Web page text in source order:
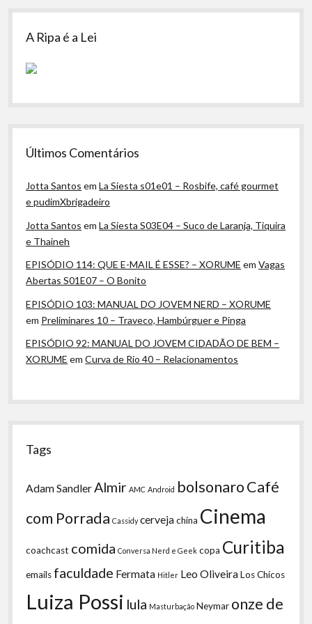
A Ripa é a Lei
Últimos Comentários
Jotta Santos emLa Siesta s01e01 – Rosbife, café gourmet
e pudimXbrigadeiro
Jotta Santos emLa Siesta S03E04 – Suco de Laranja, Tiquira
e Thaineh
EPISÓDIO 114: QUE E-MAIL É ESSE? – XORUME emVagas
Abertas S01E07 – O Bonito
EPISÓDIO 103: MANUAL DO JOVEM NERD – XORUME
em Preliminares 10 – Traveco, Hambúrguer e Pinga
EPISÓDIO 92: MANUAL DO JOVEM CIDADÃO DE BEM –
XORUME emCurva de Rio 40 – Relacionamentos
Tags
Adam Sandler Almir AMC Android bolsonaroCafé
com Porrada Cassidy cervejachina Cinema
coachcast comida Conversa Nerd e Geek copa Curitiba
emails faculdade Fermata Hitler Leo OliveiraLos Chicos
Luiza Possi lula Masturbação Neymar onze de